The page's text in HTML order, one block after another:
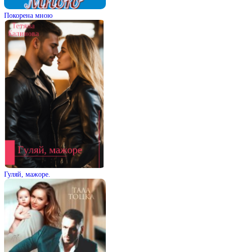
Покорена мною
Гуляй, мажоре.